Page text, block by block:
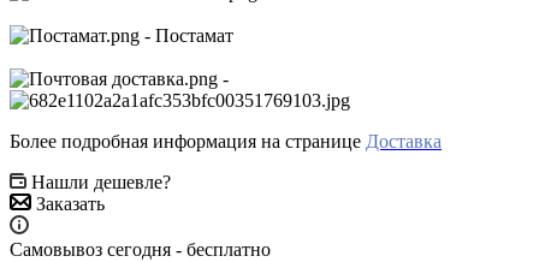
- Постамат
-
Более подробная информация на странице Доставка
Нашли дешевле?
Заказать
Самовывоз сегодня - бесплатно